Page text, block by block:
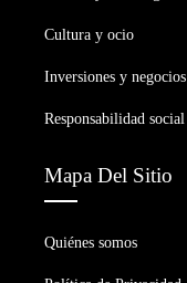
Cultura y ocio
Inversiones y negocios
Responsabilidad social
Mapa Del Sitio
Quiénes somos